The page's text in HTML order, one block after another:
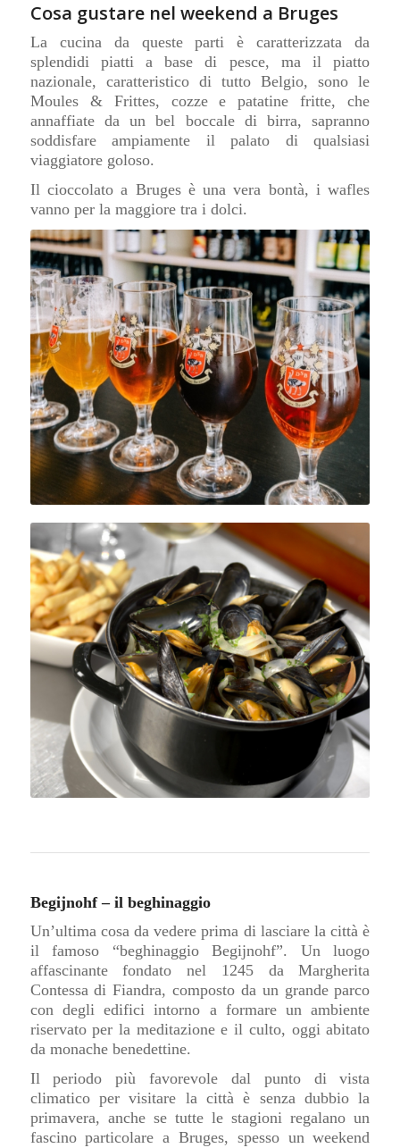
Cosa gustare nel weekend a Bruges
La cucina da queste parti è caratterizzata da
splendidi piatti a base di pesce, ma il piatto
nazionale, caratteristico di tutto Belgio, sono le
Moules & Frittes, cozze e patatine fritte, che
annaffiate da un bel boccale di birra, sapranno
soddisfare ampiamente il palato di qualsiasi
viaggiatore goloso.
Il cioccolato a Bruges è una vera bontà, i wafles
vanno per la maggiore tra i dolci.
Begijnohf – il beghinaggio
Un’ultima cosa da vedere prima di lasciare la città è
il famoso “beghinaggio Begijnohf”. Un luogo
affascinante fondato nel 1245 da Margherita
Contessa di Fiandra, composto da un grande parco
con degli edifici intorno a formare un ambiente
riservato per la meditazione e il culto, oggi abitato
da monache benedettine.
Il periodo più favorevole dal punto di vista
climatico per visitare la città è senza dubbio la
primavera, anche se tutte le stagioni regalano un
fascino particolare a Bruges, spesso un weekend